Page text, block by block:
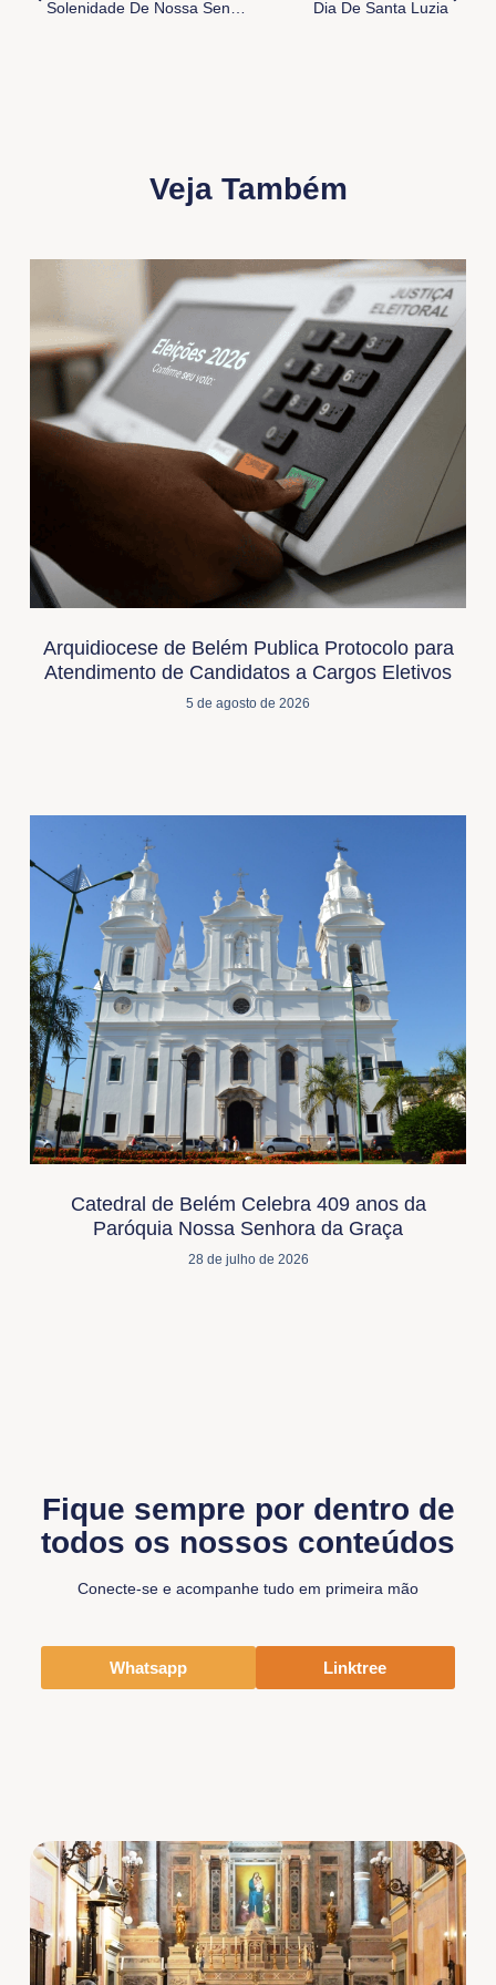
Solenidade De Nossa Senhora Da Conceição Dia De Santa Luzia
Veja Também
Arquidiocese de Belém Publica Protocolo para
Atendimento de Candidatos a Cargos Eletivos
5 de agosto de 2026
Catedral de Belém Celebra 409 anos da
Paróquia Nossa Senhora da Graça
28 de julho de 2026
Fique sempre por dentro de
todos os nossos conteúdos
Conecte-se e acompanhe tudo em primeira mão
Whatsapp Linktree